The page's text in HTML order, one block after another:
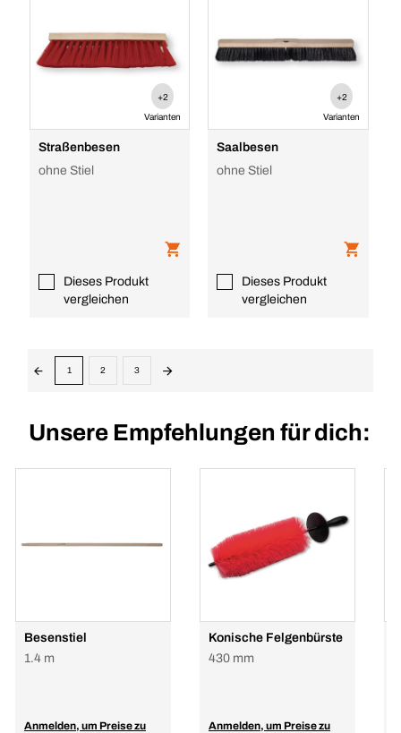
+2
Varianten
Straßenbesen
ohne Stiel
Dieses Produkt
vergleichen
+2
Varianten
Saalbesen
ohne Stiel
Dieses Produkt
vergleichen
1 2 3
Unsere Empfehlungen für dich:
Besenstiel
1.4 m
Anmelden, um Preise zu
Konische Felgenbürste
430 mm
Anmelden, um Preise zu